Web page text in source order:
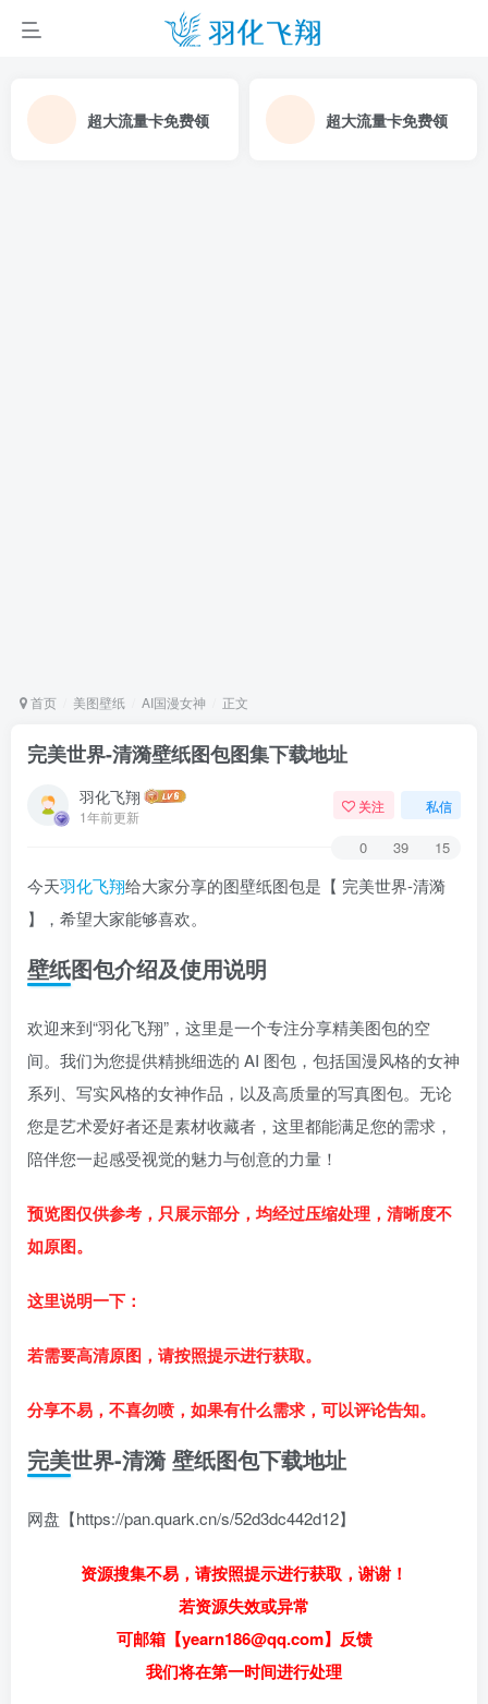
超大流量卡免费领 超大流量卡免费领
首页 美图壁纸 AI国漫女神 正文
完美世界-清漪壁纸图包图集下载地址
羽化飞翔
1年前更新
关注 私信
0 39 15
今天羽化飞翔给大家分享的图壁纸图包是【 完美世界-清漪
】，希望大家能够喜欢。
壁纸图包介绍及使用说明
欢迎来到“羽化飞翔”，这里是一个专注分享精美图包的空
间。我们为您提供精挑细选的 AI 图包，包括国漫风格的女神
系列、写实风格的女神作品，以及高质量的写真图包。无论
您是艺术爱好者还是素材收藏者，这里都能满足您的需求，
陪伴您一起感受视觉的魅力与创意的力量！
预览图仅供参考，只展示部分，均经过压缩处理，清晰度不
如原图。
这里说明一下：
若需要高清原图，请按照提示进行获取。
分享不易，不喜勿喷，如果有什么需求，可以评论告知。
完美世界-清漪 壁纸图包下载地址
网盘【https://pan.quark.cn/s/52d3dc442d12】
资源搜集不易，请按照提示进行获取，谢谢！
若资源失效或异常
可邮箱【yearn186@qq.com】反馈
我们将在第一时间进行处理